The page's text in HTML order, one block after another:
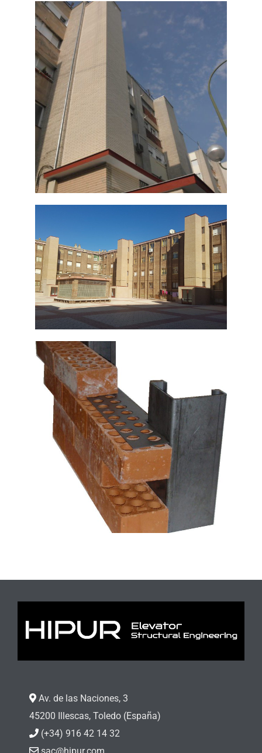
Av. de las Naciones, 3
45200 Illescas, Toledo (España)
(+34) 916 42 14 32